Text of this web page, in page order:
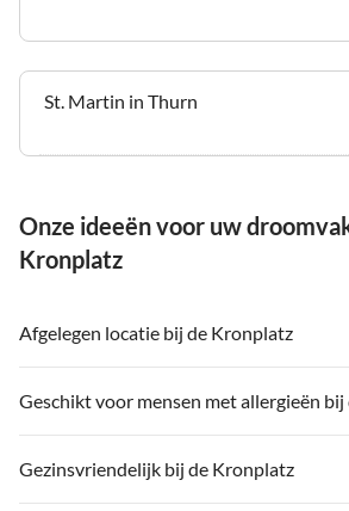
St. Martin in Thurn
Onze ideeën voor uw
Kronplatz
Afgelegen locatie bij de Kronplatz
Geschikt voor mensen met allergieën
Gezinsvriendelijk bij de Kronplatz